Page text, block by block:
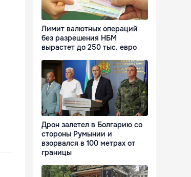
Лимит валютных операций
без разрешения НБМ
вырастет до 250 тыс. евро
Дрон залетел в Болгарию со
стороны Румынии и
взорвался в 100 метрах от
границы